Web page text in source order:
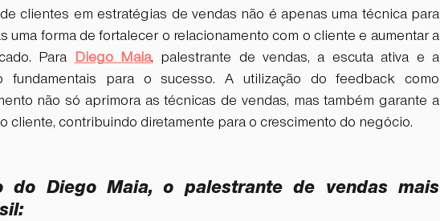
clientes em estratégias de vendas não é apenas uma técnica para
uma forma de fortalecer o relacionamento com o cliente e aumentar a
Para
Diego Maia, palestrante de vendas, a escuta ativa e a
fundamentais para o sucesso. A utilização do feedback como
não só aprimora as técnicas de vendas, mas também garante a
cliente, contribuindo diretamente para o crescimento do negócio.
do Diego Maia, o palestrante de vendas mais